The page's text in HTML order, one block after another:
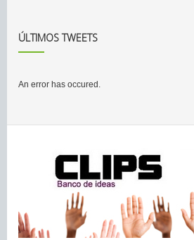
ÚLTIMOS TWEETS
An error has occured.